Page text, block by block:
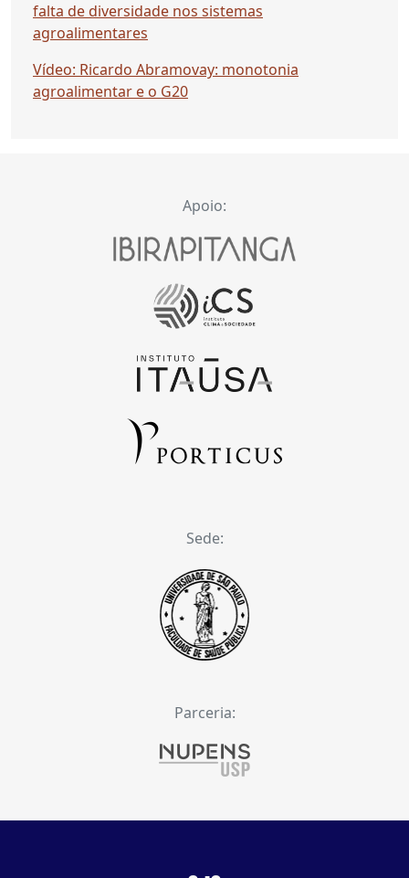
falta de diversidade nos sistemas
agroalimentares
Vídeo: Ricardo Abramovay: monotonia
agroalimentar e o G20
Apoio:
Sede:
Parceria: